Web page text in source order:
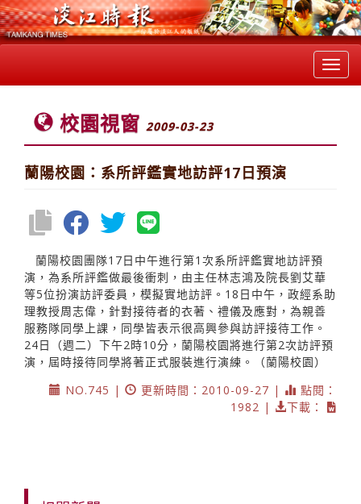
校園視窗 2009-03-23
蘭陽校園：系所評鑑實地訪評17日預演
蘭陽校園團隊17日中午進行第1次系所評鑑實地訪評預
演，為系所評鑑做最後衝刺，由主任林志鴻及院長劉艾華
等5位扮演訪評委員，模擬實地訪評。18日中午，政經系助
理教授周志偉，針對接待者的衣著、禮儀及應對，為親善
服務隊同學上課，同學皆表示很高興參與訪評接待工作。
24日（週二）下午2時10分，蘭陽校園將進行第2次訪評預
演，屆時接待同學將著正式服裝進行演練。（蘭陽校園）
NO.745 |
更新時間：2010-09-27 |
點閱：
1982 |
下載：